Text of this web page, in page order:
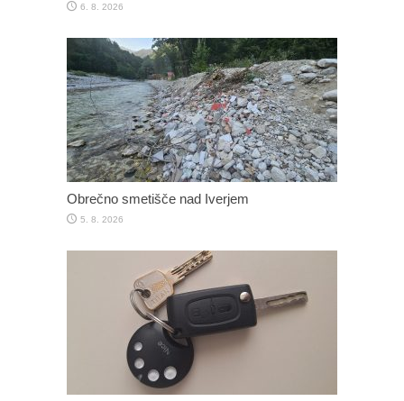
6. 8. 2026
Obrečno smetišče nad Iverjem
5. 8. 2026